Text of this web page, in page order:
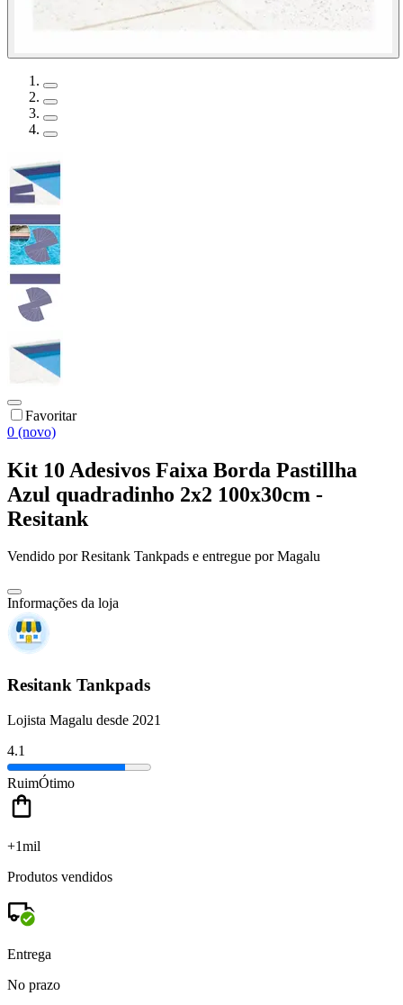
Favoritar
0 (novo)
Kit 10 Adesivos Faixa Borda Pastillha
Azul quadradinho 2x2 100x30cm -
Resitank
Vendido porResitank Tankpads e entregue por Magalu
Informações da loja
Resitank Tankpads
Lojista Magalu desde 2021
4.1
RuimÓtimo
+1mil
Produtos vendidos
Entrega
No prazo